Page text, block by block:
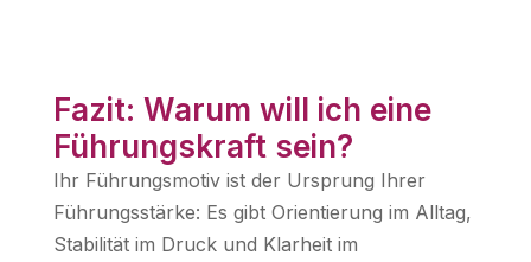
Fazit: Warum will ich eine
Führungskraft sein?
Ihr Führungsmotiv ist der Ursprung Ihrer
Führungsstärke: Es gibt Orientierung im Alltag,
Stabilität im Druck und Klarheit im